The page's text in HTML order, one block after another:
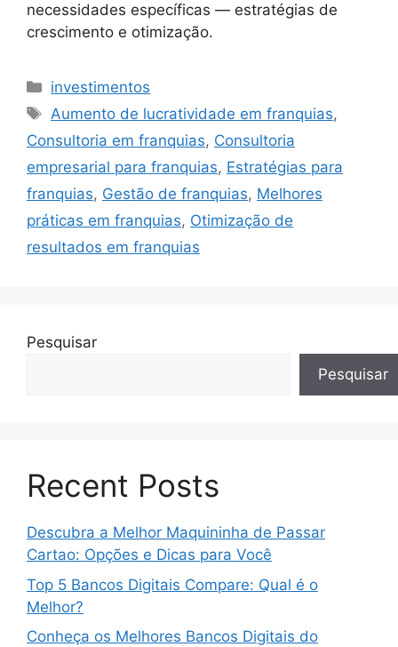
necessidades específicas — estratégias de
crescimento e otimização.
Categorias
investimentos
Tags
Aumento de lucratividade em franquias,
Consultoria em franquias, Consultoria
empresarial para franquias, Estratégias para
franquias, Gestão de franquias, Melhores
práticas em franquias, Otimização de
resultados em franquias
Pesquisar
Pesquisar
Recent Posts
Descubra a Melhor Maquininha de Passar
Cartao: Opções e Dicas para Você
Top 5 Bancos Digitais Compare: Qual é o
Melhor?
Conheça os Melhores Bancos Digitais do